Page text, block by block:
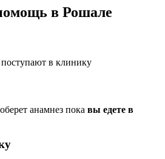
в Рошале
поступают в клинику
анамнез пока вы едете в